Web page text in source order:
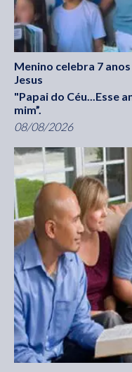
Menino celebra 7
Jesus
"Papai do Céu...Esse
mim”.
08/08/2026